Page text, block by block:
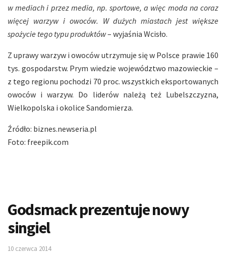
w mediach i przez media, np. sportowe, a więc moda na coraz
więcej warzyw i owoców. W dużych miastach jest większe
spożycie tego typu produktów– wyjaśnia Wcisło.
Z uprawy warzyw i owoców utrzymuje się w Polsce prawie 160
tys. gospodarstw. Prym wiedzie województwo mazowieckie –
z tego regionu pochodzi 70 proc. wszystkich eksportowanych
owoców i warzyw. Do liderów należą też Lubelszczyzna,
Wielkopolska i okolice Sandomierza.
Źródło: biznes.newseria.pl
Foto: freepik.com
Godsmack prezentuje nowy
singiel
10 czerwca 2014